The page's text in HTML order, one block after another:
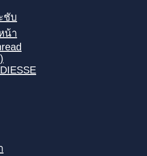
ชับ
น้า